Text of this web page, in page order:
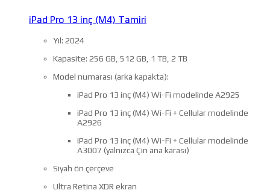
iPad Pro 13 inç (M4) Tamiri
Yıl: 2024
Kapasite: 256 GB, 512 GB, 1 TB, 2 TB
Model numarası (arka kapakta):
iPad Pro 13 inç (M4) Wi-Fi modelinde A2925
iPad Pro 13 inç (M4) Wi-Fi + Cellular modelinde
A2926
iPad Pro 13 inç (M4) Wi-Fi + Cellular modelinde
A3007 (yalnızca Çin ana karası)
Siyah ön çerçeve
Ultra Retina XDR ekran